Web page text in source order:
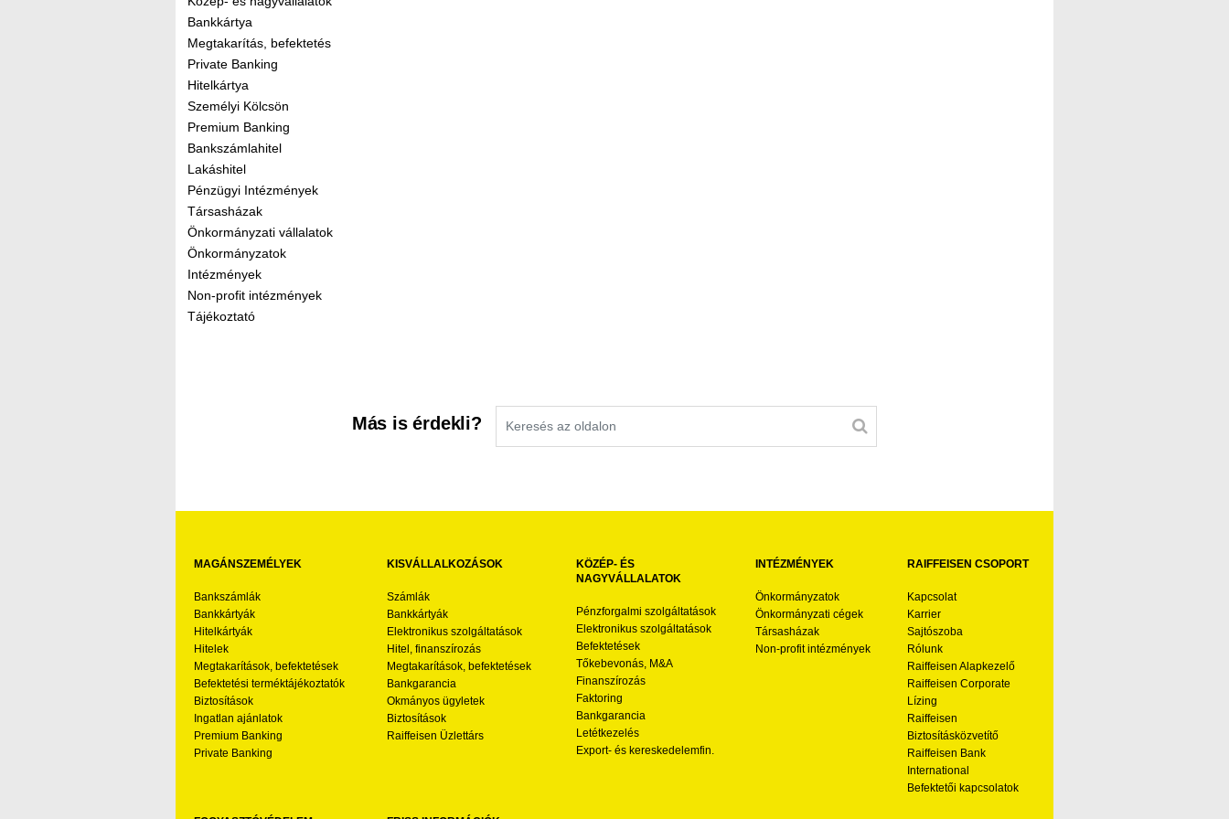
Bankkártya
Megtakarítás, befektetés
Private Banking
Hitelkártya
Személyi Kölcsön
Premium Banking
Bankszámlahitel
Lakáshitel
Pénzügyi Intézmények
Társasházak
Önkormányzati vállalatok
Önkormányzatok
Intézmények
Non-profit intézmények
Tájékoztató
Más is érdekli?
MAGÁNSZEMÉLYEK
Bankszámlák
Bankkártyák
Hitelkártyák
Hitelek
Megtakarítások, befektetések
Befektetési terméktájékoztatók
Biztosítások
Ingatlan ajánlatok
Premium Banking
Private Banking
KISVÁLLALKOZÁSOK
Számlák
Bankkártyák
Elektronikus szolgáltatások
Hitel, finanszírozás
Megtakarítások, befektetések
Bankgarancia
Okmányos ügyletek
Biztosítások
Raiffeisen Üzlettárs
KÖZÉP- ÉS
NAGYVÁLLALATOK
Pénzforgalmi szolgáltatások
Elektronikus szolgáltatások
Befektetések
Tőkebevonás, M&A
Finanszírozás
Faktoring
Bankgarancia
Letétkezelés
Export- és kereskedelemfin.
INTÉZMÉNYEK
Önkormányzatok
Önkormányzati cégek
Társasházak
Non-profit intézmények
RAIFFEISEN CSOPORT
Kapcsolat
Karrier
Sajtószoba
Rólunk
Raiffeisen Alapkezelő
Raiffeisen Corporate
Lízing
Raiffeisen
Biztosításközvetítő
Raiffeisen Bank
International
Befektetői kapcsolatok